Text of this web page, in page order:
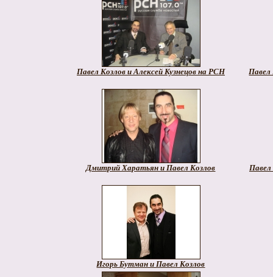
Павел Козлов и Алексей Кузнецов на РСН Павел
Дмитрий Харатьян и Павел Козлов Павел
Игорь Бутман и Павел Козлов